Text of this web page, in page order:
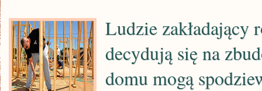
ZWIEDZA
GO
TYSIĄCE
TURYSTÓW
Ludzie zakładający
decydują się na
domu mogą